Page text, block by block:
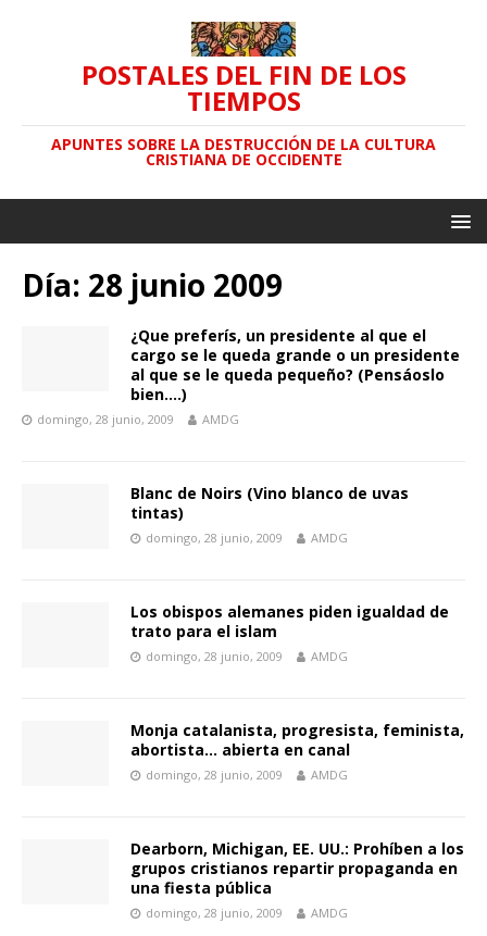
POSTALES DEL FIN DE LOS
TIEMPOS
APUNTES SOBRE LA DESTRUCCIÓN DE LA CULTURA
CRISTIANA DE OCCIDENTE
Día: 28 junio 2009
¿Que preferís, un presidente al que el
cargo se le queda grande o un presidente
al que se le queda pequeño? (Pensáoslo
bien….)
domingo, 28 junio, 2009 AMDG
Blanc de Noirs (Vino blanco de uvas
tintas)
domingo, 28 junio, 2009 AMDG
Los obispos alemanes piden igualdad de
trato para el islam
domingo, 28 junio, 2009 AMDG
Monja catalanista, progresista, feminista,
abortista… abierta en canal
domingo, 28 junio, 2009 AMDG
Dearborn, Michigan, EE. UU.: Prohíben a los
grupos cristianos repartir propaganda en
una fiesta pública
domingo, 28 junio, 2009 AMDG